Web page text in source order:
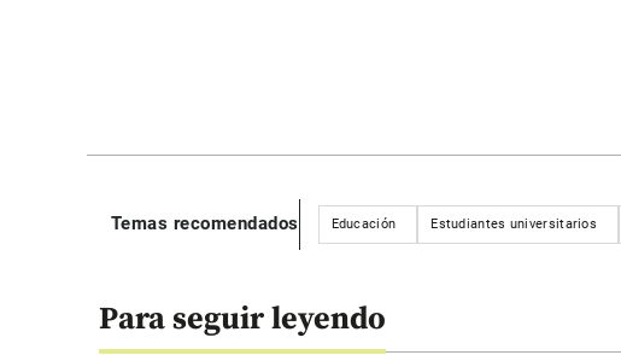
Temas recomendados Educación Estudiantes universitarios
Para seguir leyendo